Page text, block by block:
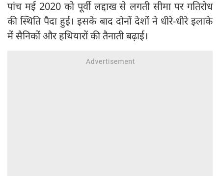
पांच मई 2020 को पूर्वी लद्दाख से लगती सीमा पर गतिरोध
की स्थिति पैदा हुई। इसके बाद दोनों देशों ने धीरे-धीरे इलाके
में सैनिकों और हथियारों की तैनाती बढ़ाई।